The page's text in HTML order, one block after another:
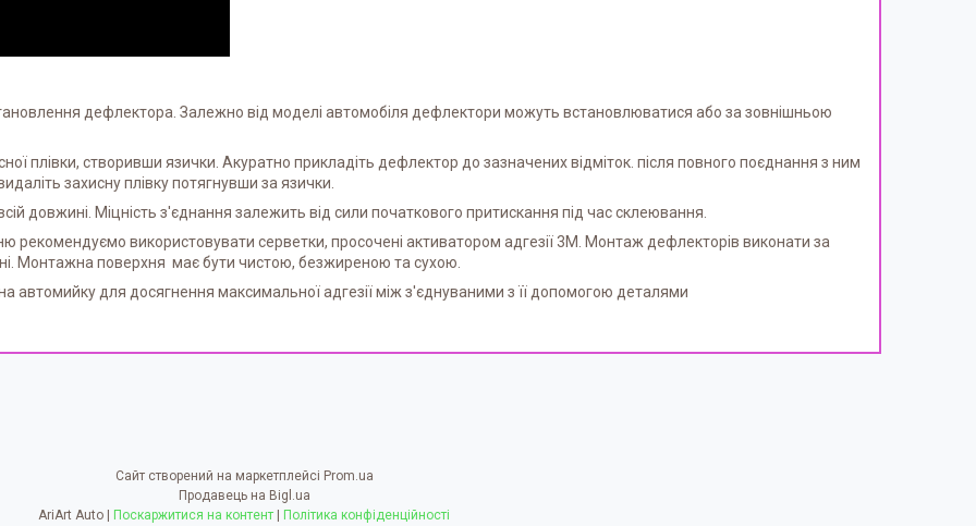
дефлектора. Залежно від моделі автомобіля дефлектори можуть встановлюватися або за зовнішньою
плівки, створивши язички. Акуратно прикладіть дефлектор до зазначених відміток. після повного поєднання з ним
захисну плівку потягнувши за язички.
довжині. Міцність з'єднання залежить від сили початкового притискання під час склеювання.
рекомендуємо використовувати серветки, просочені активатором адгезії 3M. Монтаж дефлекторів виконати за
Монтажна поверхня має бути чистою, безжиреною та сухою.
для досягнення максимальної адгезії між з'єднуваними з її допомогою деталями
Сайт створений на маркетплейсі Prom.ua
Продавець на Bigl.ua
AriArt Auto | Поскаржитися на контент | Політика конфіденційності